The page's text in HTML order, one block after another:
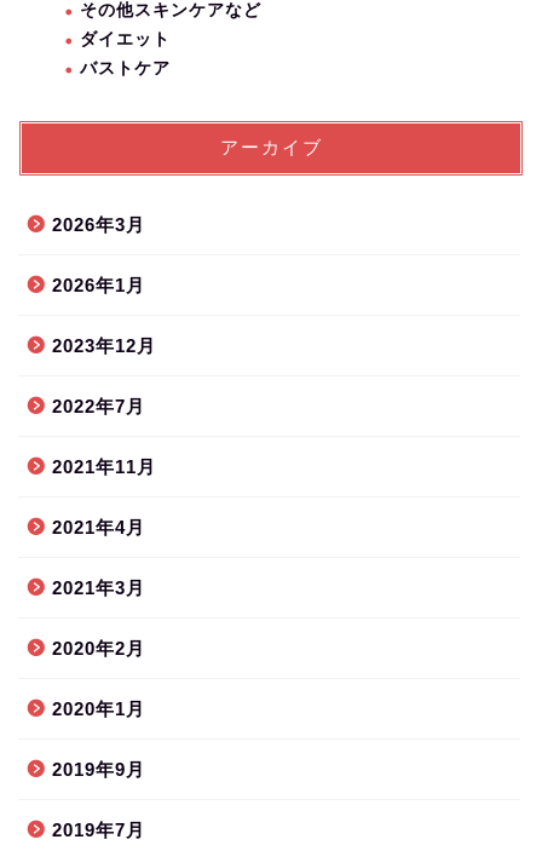
その他スキンケアなど
ダイエット
バストケア
アーカイブ
2026年3月
2026年1月
2023年12月
2022年7月
2021年11月
2021年4月
2021年3月
2020年2月
2020年1月
2019年9月
2019年7月